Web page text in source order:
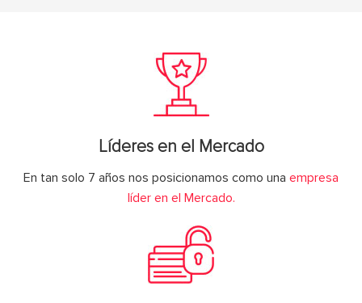
Líderes en el Mercado
En tan solo 7 años nos posicionamos como una empresa
líder en el Mercado.